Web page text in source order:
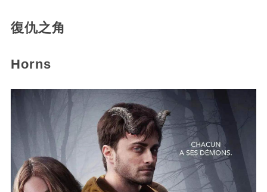
復仇之角
Horns